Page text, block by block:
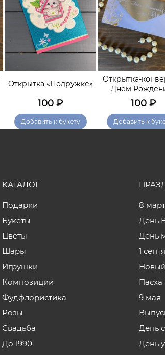
Открытка «Подружке»
100 ₽
Добавить к букету
Открытка-
Днем
100₽
Добавить к
КАТАЛОГ
Подарки
Букеты
Цветы
Шары
Игрушки
Композиции
Фудфлористика
Розы
Свадьба
До 1990
8
День
День
1
Пасха
9 мая
День
День